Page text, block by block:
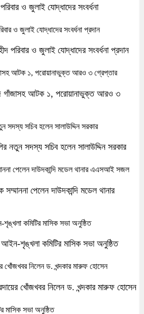
ও জুলাই যোদ্ধাদের সংবর্ধনা
পরিবার ও জুলাই যোদ্ধাদের সংবর্ধনা প্রদান
গাঁজাসহ আটক ১, পরোয়ানাভুক্ত আরও ৩
নতুন সদস্য সচিব হলেন সালাউদ্দিন সরকার
পেলেন দাউদকান্দি মডেল থানার
শৃঙ্খলা কমিটির মাসিক সভা অনুষ্ঠিত
খোঁজখবর নিলেন ড. খন্দকার মারুফ হোসেন